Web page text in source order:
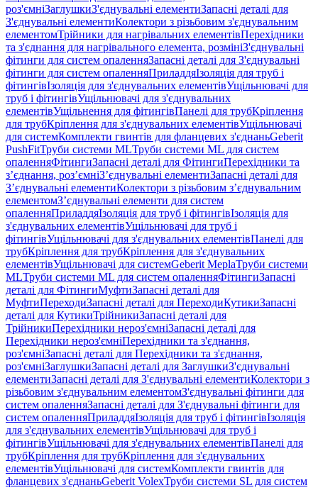
роз'ємніЗаглушкиЗ'єднувальні елементиЗапасні деталі для
З'єднувальні елементиКолектори з різьбовим з'єднувальним
елементомТрійники для нагрівальних елементівПерехідники
та з'єднання для нагрівального елемента, розмініЗ'єднувальні
фітинги для систем опаленняЗапасні деталі для З'єднувальні
фітинги для систем опаленняПриладдяІзоляція для труб і
фітингівІзоляція для з'єднувальних елементівУщільнювачі для
труб і фітингівУщільнювачі для з'єднувальних
елементівУщільнення для фітингівПанелі для трубКріплення
для трубКріплення для з'єднувальних елементівУщільнювачі
для системКомплекти гвинтів для фланцевих з'єднаньGeberit
PushFitТруби системи MLТруби системи ML для систем
опаленняФітингиЗапасні деталі для ФітингиПерехідники та
з’єднання, роз’ємніЗ’єднувальні елементиЗапасні деталі для
З’єднувальні елементиКолектори з різьбовим з’єднувальним
елементомЗ’єднувальні елементи для систем
опаленняПриладдяІзоляція для труб і фітингівІзоляція для
з'єднувальних елементівУщільнювачі для труб і
фітингівУщільнювачі для з'єднувальних елементівПанелі для
трубКріплення для трубКріплення для з'єднувальних
елементівУщільнювачі для системGeberit MeplaТруби системи
MLТруби системи ML для систем опаленняФітингиЗапасні
деталі для ФітингиМуфтиЗапасні деталі для
МуфтиПереходиЗапасні деталі для ПереходиКутикиЗапасні
деталі для КутикиТрійникиЗапасні деталі для
ТрійникиПерехідники нероз'ємніЗапасні деталі для
Перехідники нероз'ємніПерехідники та з'єднання,
роз'ємніЗапасні деталі для Перехідники та з'єднання,
роз'ємніЗаглушкиЗапасні деталі для ЗаглушкиЗ'єднувальні
елементиЗапасні деталі для З'єднувальні елементиКолектори з
різьбовим з'єднувальним елементомЗ'єднувальні фітинги для
систем опаленняЗапасні деталі для З'єднувальні фітинги для
систем опаленняПриладдяІзоляція для труб і фітингівІзоляція
для з'єднувальних елементівУщільнювачі для труб і
фітингівУщільнювачі для з'єднувальних елементівПанелі для
трубКріплення для трубКріплення для з'єднувальних
елементівУщільнювачі для системКомплекти гвинтів для
фланцевих з'єднаньGeberit VolexТруби системи SL для систем